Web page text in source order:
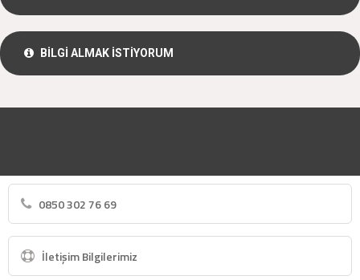
BİLGİ ALMAK İSTİYORUM
0850 302 76 69
İletişim Bilgilerimiz